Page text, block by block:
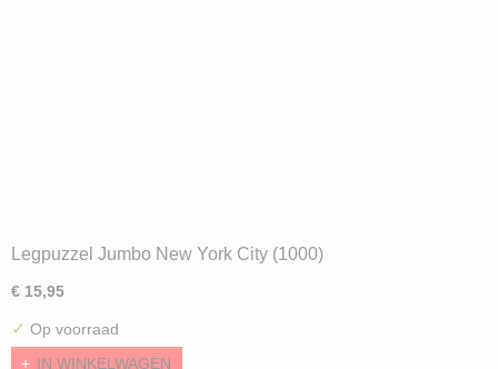
Legpuzzel Jumbo New York City (1000)
€ 15,95
✓ Op voorraad
IN WINKELWAGEN